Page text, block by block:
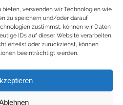
bieten, verwenden wir Technologien wie
zu speichern und/oder darauf
zustimmst, können wir Daten
IDs auf dieser Website verarbeiten.
erteilst oder zurückziehst, können
beeinträchtigt werden.